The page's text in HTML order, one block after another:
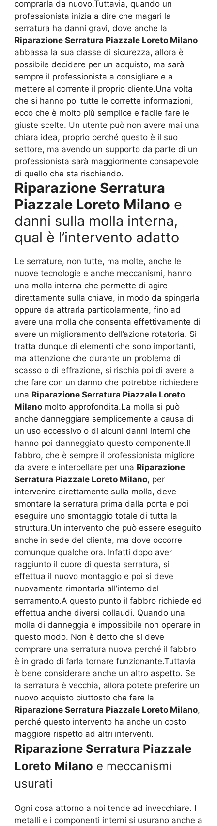
comprarla da nuovo.Tuttavia, quando un
professionista inizia a dire che magari la
serratura ha danni gravi, dove anche la
Riparazione Serratura Piazzale Loreto Milano
abbassa la sua classe di sicurezza, allora è
possibile decidere per un acquisto, ma sarà
sempre il professionista a consigliare e a
mettere al corrente il proprio cliente.Una volta
che si hanno poi tutte le corrette informazioni,
ecco che è molto più semplice e facile fare le
giuste scelte. Un utente può non avere mai una
chiara idea, proprio perché questo è il suo
settore, ma avendo un supporto da parte di un
professionista sarà maggiormente consapevole
di quello che sta rischiando.
Riparazione Serratura
Piazzale Loreto Milano e
danni sulla molla interna,
qual è l’intervento adatto
Le serrature, non tutte, ma molte, anche le
nuove tecnologie e anche meccanismi, hanno
una molla interna che permette di agire
direttamente sulla chiave, in modo da spingerla
oppure da attrarla particolarmente, fino ad
avere una molla che consenta effettivamente di
avere un miglioramento dell’azione rotatoria. Si
tratta dunque di elementi che sono importanti,
ma attenzione che durante un problema di
scasso o di effrazione, si rischia poi di avere a
che fare con un danno che potrebbe richiedere
una Riparazione Serratura Piazzale Loreto
Milano molto approfondita.La molla si può
anche danneggiare semplicemente a causa di
un uso eccessivo o di alcuni danni interni che
hanno poi danneggiato questo componente.Il
fabbro, che è sempre il professionista migliore
da avere e interpellare per una Riparazione
Serratura Piazzale Loreto Milano, per
intervenire direttamente sulla molla, deve
smontare la serratura prima dalla porta e poi
eseguire uno smontaggio totale di tutta la
struttura.Un intervento che può essere eseguito
anche in sede del cliente, ma dove occorre
comunque qualche ora. Infatti dopo aver
raggiunto il cuore di questa serratura, si
effettua il nuovo montaggio e poi si deve
nuovamente rimontarla all’interno del
serramento.A questo punto il fabbro richiede ed
effettua anche diversi collaudi. Quando una
molla di danneggia è impossibile non operare in
questo modo. Non è detto che si deve
comprare una serratura nuova perché il fabbro
è in grado di farla tornare funzionante.Tuttavia
è bene considerare anche un altro aspetto. Se
la serratura è vecchia, allora potete preferire un
nuovo acquisto piuttosto che fare la
Riparazione Serratura Piazzale Loreto Milano,
perché questo intervento ha anche un costo
maggiore rispetto ad altri interventi.
Riparazione Serratura Piazzale
Loreto Milano e meccanismi
usurati
Ogni cosa attorno a noi tende ad invecchiare. I
metalli e i componenti interni si usurano anche a